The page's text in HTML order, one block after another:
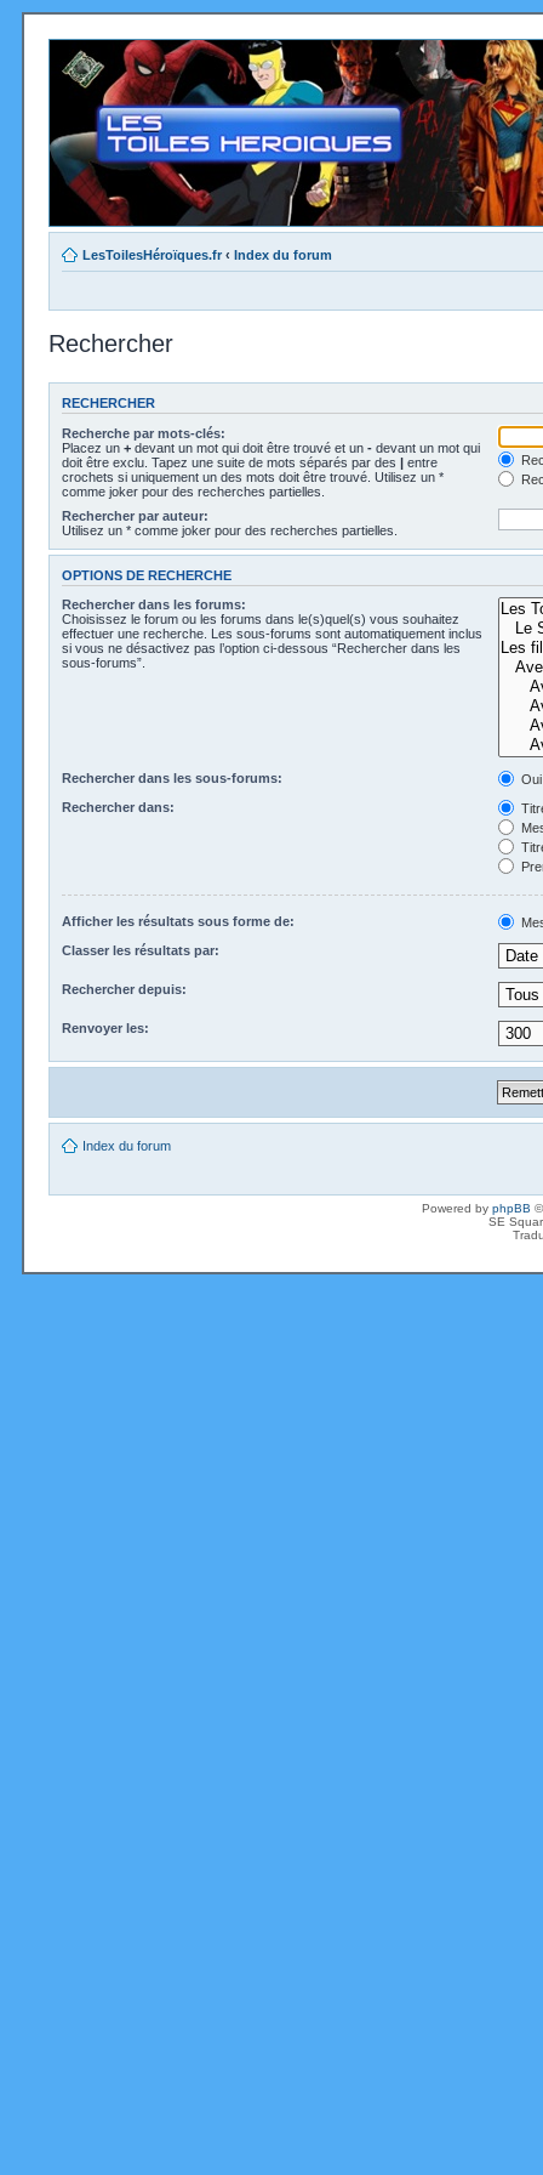
LesToilesHéroïques.fr ‹ Index du forum
Rechercher
RECHERCHER
Recherche par mots-clés:
Placez un + devant un mot qui doit être trouvé et un - devant un mot qui
doit être exclu. Tapez une suite de mots séparés par des | entre
crochets si uniquement un des mots doit être trouvé. Utilisez un *
comme joker pour des recherches partielles.
Rechercher par auteur:
Utilisez un * comme joker pour des recherches partielles.
OPTIONS DE RECHERCHE
Rechercher dans les forums:
Choisissez le forum ou les forums dans le(s)quel(s) vous souhaitez
effectuer une recherche. Les sous-forums sont automatiquement inclus
si vous ne désactivez pas l’option ci-dessous “Rechercher dans les
sous-forums”.
Rechercher dans les sous-forums:
Oui
Rechercher dans:
Afficher les résultats sous forme de:
Classer les résultats par:
Rechercher depuis:
Renvoyer les:
Index du forum
Powered by phpBB
SE